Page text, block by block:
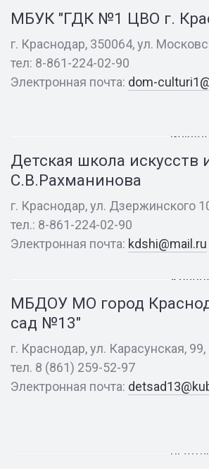
г.
МБУК "ГДК №1 ЦВО г.
г. Краснодар, 350064, ул.
тел: 8-861-224-02-90
Электронная почта: dom-
имени
Детская школа искусств
С.В.Рахманинова
г. Краснодар, ул. Дзержинского
тел.: 8-861-224-02-90
Электронная почта: kdshi@mail.ru
МО
МБДОУ МО город
сад №13"
г. Краснодар, ул. Карасунская, 99,
тел. 8 (861) 259-52-97
Электронная почта:
ГБУК